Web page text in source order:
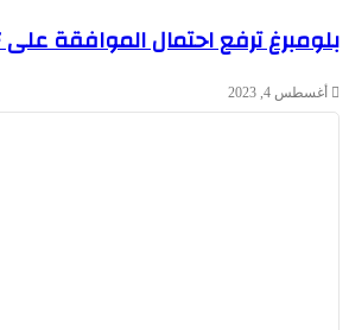
بلومبرغ ترفع احتمال الموافقة على ETF البيتكوين الفوري إلى 65٪
أغسطس 4, 2023